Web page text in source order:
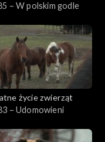
– W polskim godle
życie zwierząt
– Udomowieni